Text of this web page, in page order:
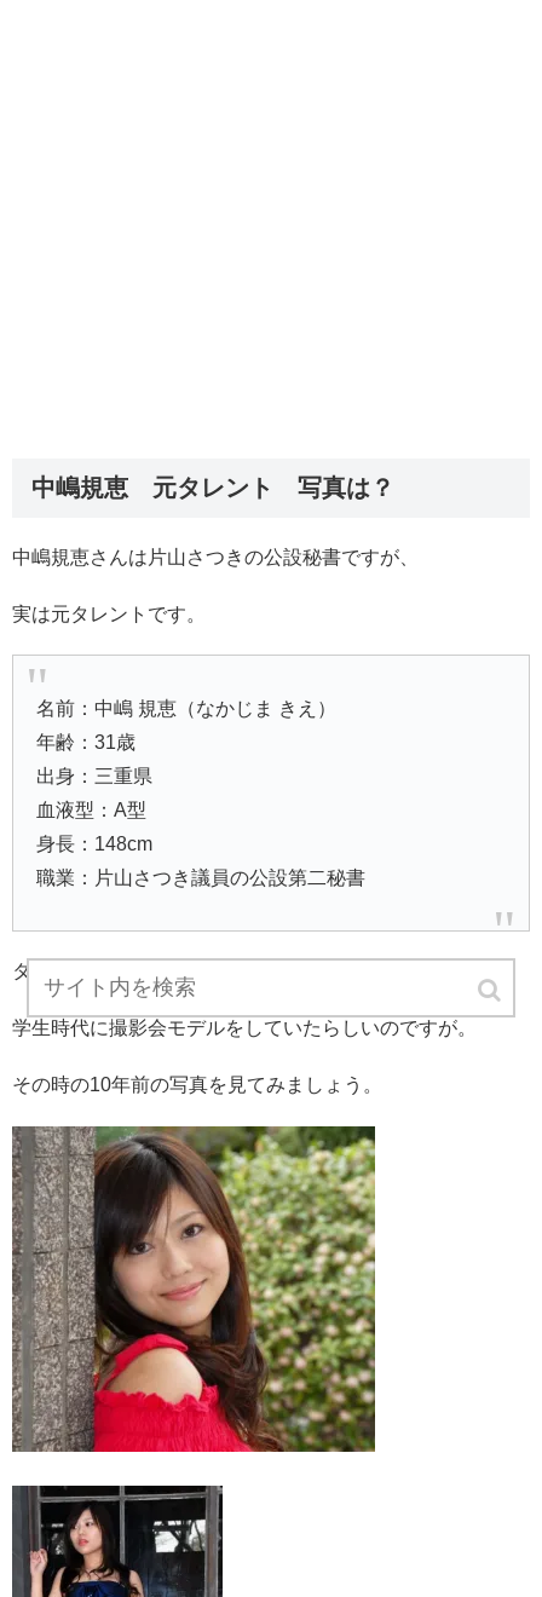
中嶋規恵 元タレント 写真は？
中嶋規恵さんは片山さつきの公設秘書ですが、
実は元タレントです。
名前：中嶋 規恵（なかじま きえ）
年齢：31歳
出身：三重県
血液型：A型
身長：148cm
職業：片山さつき議員の公設第二秘書
タレントと言っても、
学生時代に撮影会モデルをしていたらしいのですが。
その時の10年前の写真を見てみましょう。